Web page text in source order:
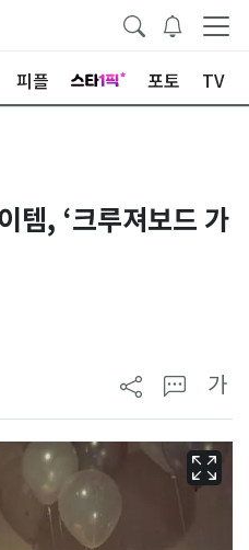
피플 포토 TV
템, ‘크루져보드 가
가